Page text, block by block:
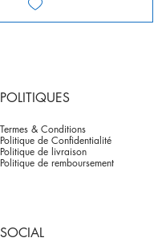
POLITIQUES
Termes & Conditions
Politique de Confidentialité
Politique de livraison
Politique de remboursement
SOCIAL